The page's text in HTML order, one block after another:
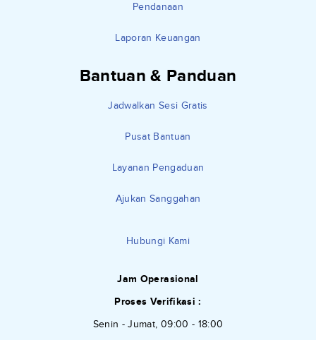
Pendanaan
Laporan Keuangan
Bantuan & Panduan
Jadwalkan Sesi Gratis
Pusat Bantuan
Layanan Pengaduan
Ajukan Sanggahan
Hubungi Kami
Jam Operasional
Proses Verifikasi :
Senin - Jumat, 09:00 - 18:00